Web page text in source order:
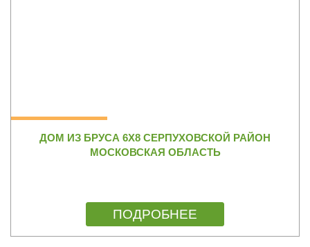
ДОМ ИЗ БРУСА 6Х8 СЕРПУХОВСКОЙ РАЙОН
МОСКОВСКАЯ ОБЛАСТЬ
ПОДРОБНЕЕ